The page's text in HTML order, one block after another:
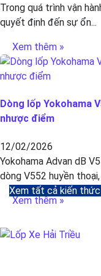
Trong quá trình vận
quyết định đến sự ổn...
Xem thêm »
Dòng lốp Yokohama
nhược điểm
12/02/2026
Yokohama Advan dB
dòng V552 huyền
Xem thêm »
Xem tất cả kiến